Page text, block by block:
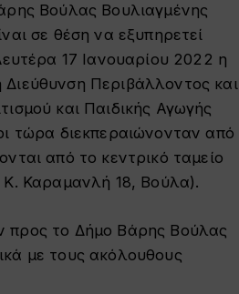
Βούλας Βουλιαγμένης
σε θέση να εξυπηρετεί
17 Ιανουαρίου 2022 η
Περιβάλλοντος και
και Παιδικής Αγωγής
τώρα διεκπεραιώνονταν από
από το κεντρικό ταμείο
Καραμανλή 18, Βούλα).
προς το Δήμο Βάρης Βούλας
με τους ακόλουθους